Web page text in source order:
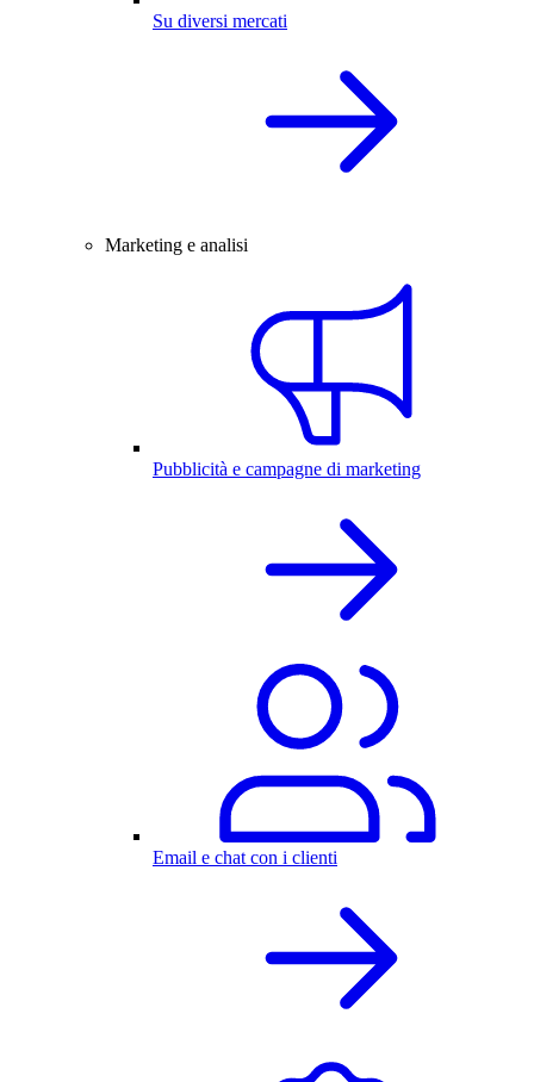
Su diversi mercati
Marketing e analisi
Pubblicità e campagne di marketing
Email e chat con i clienti